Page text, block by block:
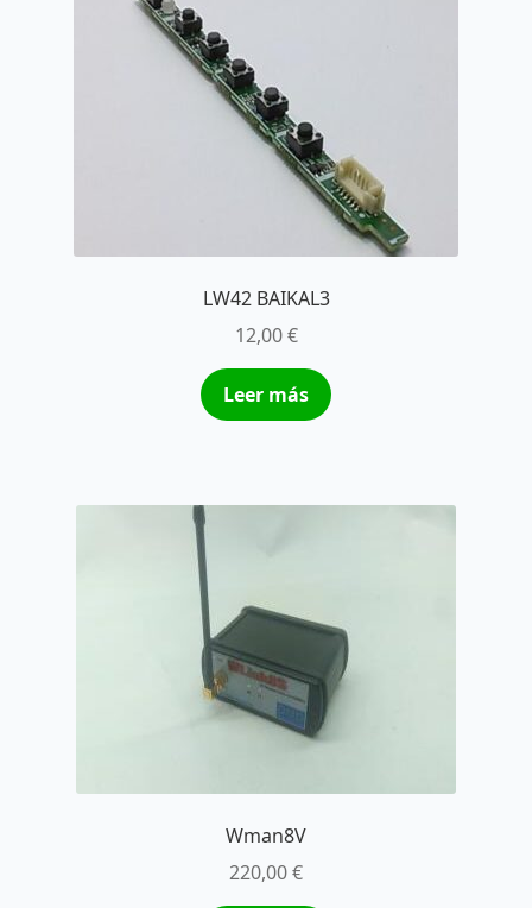
LW42 BAIKAL3
12,00€
Leer más
Wman8V
220,00€